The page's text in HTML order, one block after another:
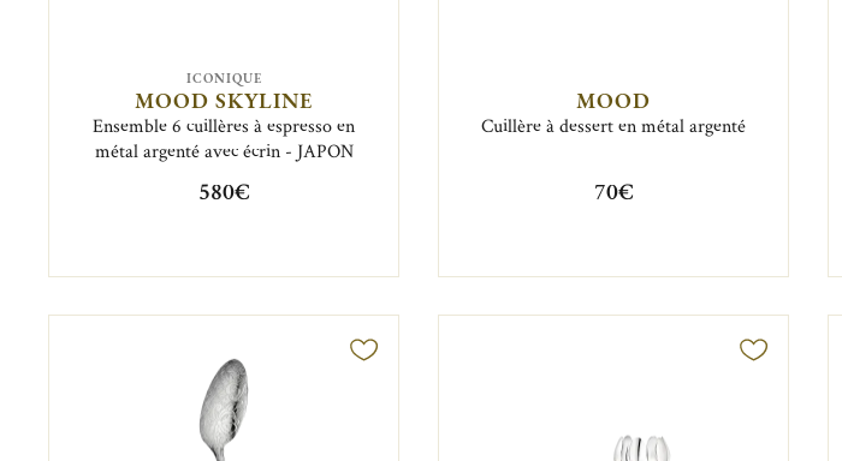
ICONIQUE
MOOD SKYLINE
Ensemble 6 cuillères à espresso en
métal argenté avec écrin - JAPON
580€
MOOD
Cuillère à dessert en métal argenté
70€